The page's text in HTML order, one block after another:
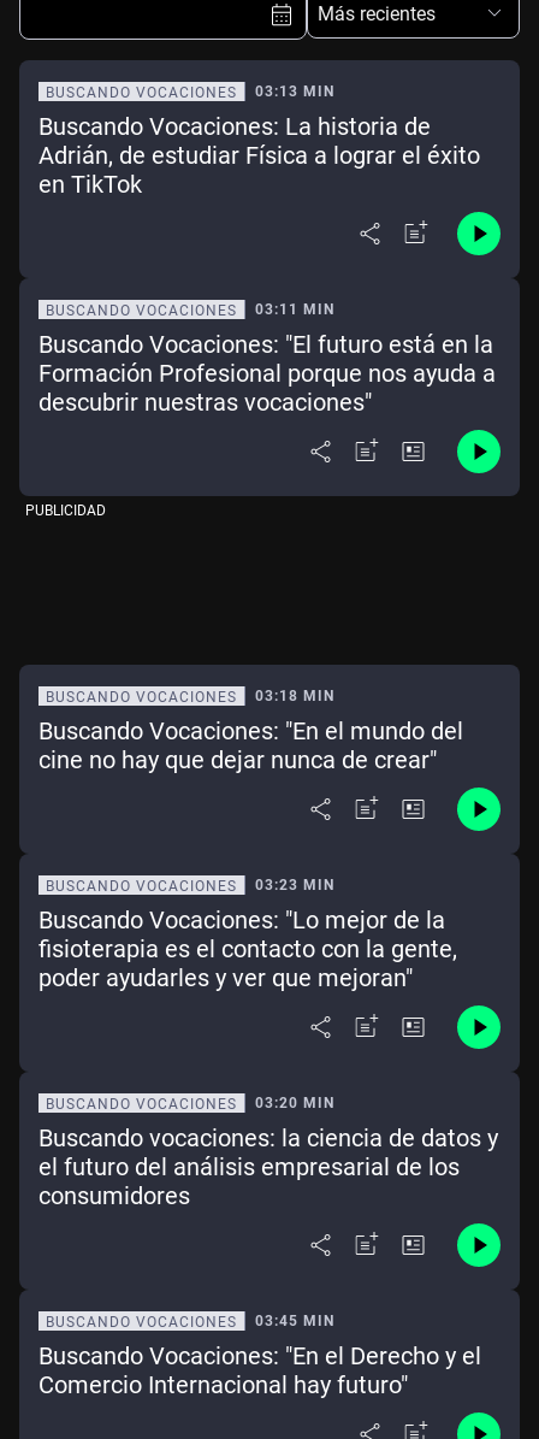
Ene Feb Mar Abr
May Jun
Borrar Mes actual
Más recientes
BUSCANDO VOCACIONES 03:13 MIN
Buscando Vocaciones: La historia de
Adrián, de estudiar Física a lograr el éxito
en TikTok
BUSCANDO VOCACIONES 03:11 MIN
Buscando Vocaciones: "El futuro está en la
Formación Profesional porque nos ayuda a
descubrir nuestras vocaciones"
PUBLICIDAD
BUSCANDO VOCACIONES 03:18 MIN
Buscando Vocaciones: "En el mundo del
cine no hay que dejar nunca de crear"
BUSCANDO VOCACIONES 03:23 MIN
Buscando Vocaciones: "Lo mejor de la
fisioterapia es el contacto con la gente,
poder ayudarles y ver que mejoran"
BUSCANDO VOCACIONES 03:20 MIN
Buscando vocaciones: la ciencia de datos y
el futuro del análisis empresarial de los
consumidores
BUSCANDO VOCACIONES 03:45 MIN
Buscando Vocaciones: "En el Derecho y el
Comercio Internacional hay futuro"